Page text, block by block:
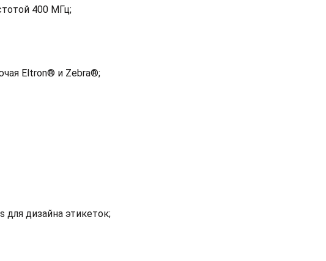
400 МГц;
Eltron® и Zebra®;
дизайна этикеток;